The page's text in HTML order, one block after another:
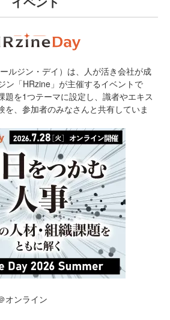
ルジン・デイ）は、人が活き会社が成
ン「HRzine」が主催するイベントで
題を1つテーマに設定し、識者やエキス
を、参加者のみなさんと共有していま
オンライン